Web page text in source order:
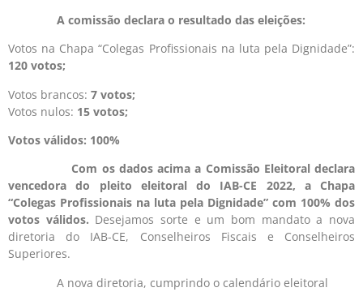
A comissão declara o resultado das eleições:
Votos na Chapa “Colegas Profissionais na luta pela Dignidade”:
120 votos;
Votos brancos: 7 votos;
Votos nulos: 15 votos;
Votos válidos: 100%
Com os dados acima a Comissão Eleitoral declara
vencedora do pleito eleitoral do IAB-CE 2022, a Chapa
“Colegas Profissionais na luta pela Dignidade” com 100% dos
votos válidos. Desejamos sorte e um bom mandato a nova
diretoria do IAB-CE, Conselheiros Fiscais e Conselheiros
Superiores.
A nova diretoria, cumprindo o calendário eleitoral